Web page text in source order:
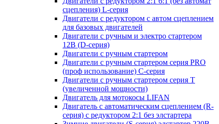
сцепления) L-серия
Двигатели с редуктором с автом сцеплением
для базовых двигателей
Двигатели с ручным и электро стартером
12В (D-серия)
Двигатели с ручным стартером
Двигатели с ручным стартером серия PRO
(проф использование) C-серия
Двигатели с ручным стартером серия Т
(увеличенной мощности)
Двигатель для мотокосы LIFAN
Двигатель с автоматическим сцеплением (R-
серия) с редуктором 2:1 без элстартера